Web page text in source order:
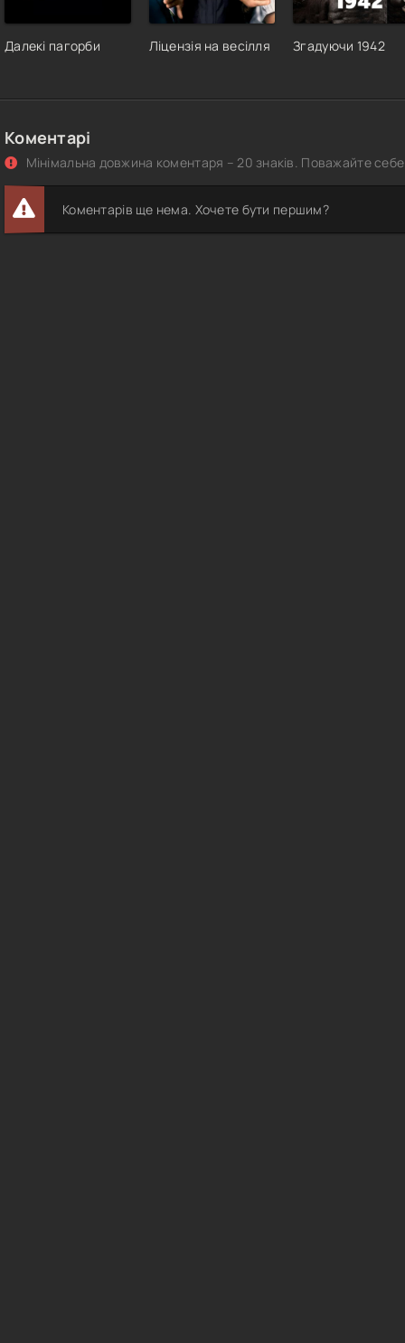
Далекі пагорби Ліцензія на весілля Згадуючи 1942
Коментарі
Мінімальна довжина коментаря – 20 знаків. Поважайте
Коментарів ще нема. Хочете бути першим?